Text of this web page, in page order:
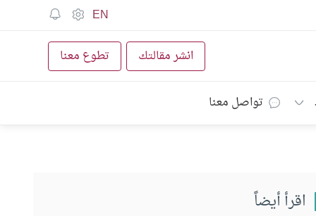
EN
انشر مقالتك تطوع معنا
تواصل معنا
اقرأ أيضاً